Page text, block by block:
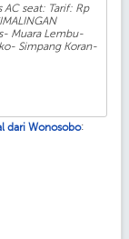
AC seat: Tarif: Rp
Muara Lembu-
Simpang Koran-
dari Wonosobo: